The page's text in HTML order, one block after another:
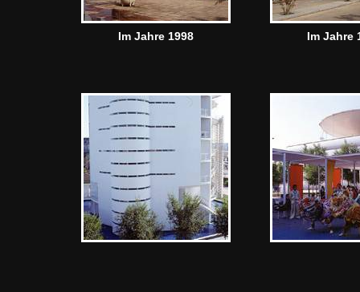
Im Jahre 1998 Im Jahre